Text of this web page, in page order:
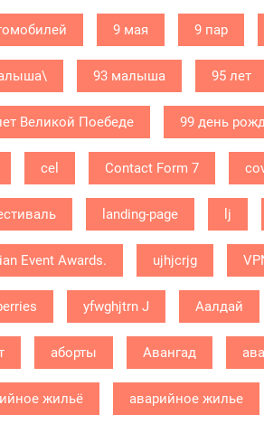
9 мая 9 пар
93 малыша 95 лет
Великой Поебеде 99 день
cel Contact Form 7
landing-page lj
Event Awards. ujhjcrjg
yfwghjtrn J Аалдай
аборты Авангад
жильё аварийное жилье